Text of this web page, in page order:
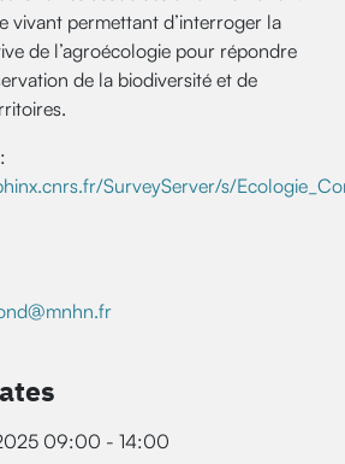
vivant permettant d’interroger la
de l’agroécologie pour répondre
de la biodiversité et de
SurveyServer/s/
09:00 - 14:00